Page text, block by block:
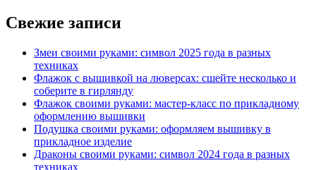
Свежие записи
Змеи своими руками: символ 2025 года в разных
техниках
Флажок с вышивкой на люверсах: сшейте несколько и
соберите в гирлянду
Флажок своими руками: мастер-класс по прикладному
оформлению вышивки
Подушка своими руками: оформляем вышивку в
прикладное изделие
Драконы своими руками: символ 2024 года в разных
техниках